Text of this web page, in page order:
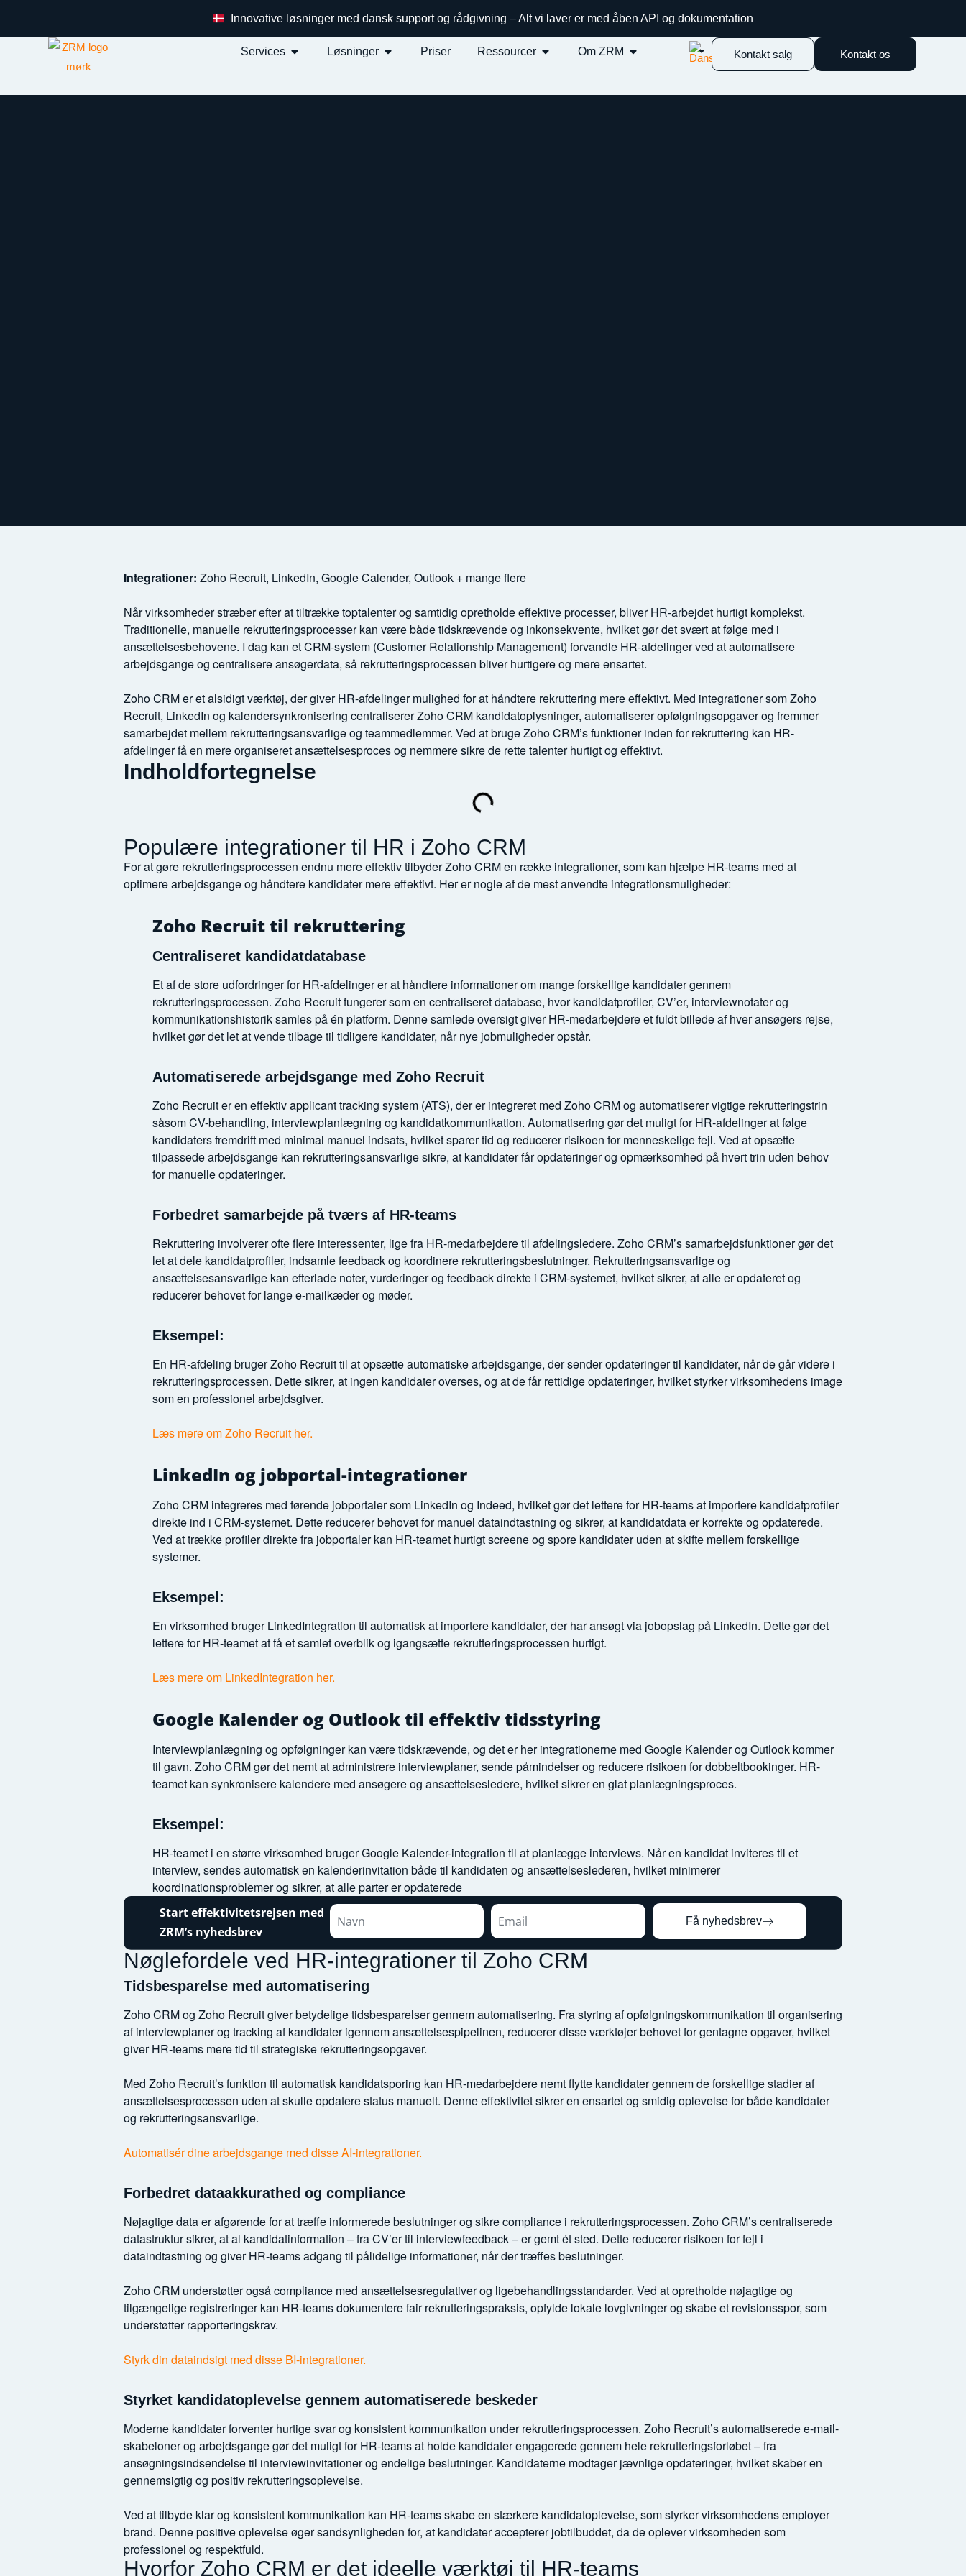
Innovative løsninger med dansk support og rådgivning – Alt vi laver er med åben API og dokumentation
Services Løsninger Priser Ressourcer Om ZRM Kontakt salg Kontakt os
Integrationer: Zoho Recruit, LinkedIn, Google Calender, Outlook + mange flere
Når virksomheder stræber efter at tiltrække toptalenter og samtidig opretholde effektive processer, bliver HR-arbejdet hurtigt komplekst.
Traditionelle, manuelle rekrutteringsprocesser kan være både tidskrævende og inkonsekvente, hvilket gør det svært at følge med i
ansættelsesbehovene. I dag kan et CRM-system (Customer Relationship Management) forvandle HR-afdelinger ved at automatisere
arbejdsgange og centralisere ansøgerdata, så rekrutteringsprocessen bliver hurtigere og mere ensartet.
Zoho CRM er et alsidigt værktøj, der giver HR-afdelinger mulighed for at håndtere rekruttering mere effektivt. Med integrationer som Zoho
Recruit, LinkedIn og kalendersynkronisering centraliserer Zoho CRM kandidatoplysninger, automatiserer opfølgningsopgaver og fremmer
samarbejdet mellem rekrutteringsansvarlige og teammedlemmer. Ved at bruge Zoho CRM’s funktioner inden for rekruttering kan HR-
afdelinger få en mere organiseret ansættelsesproces og nemmere sikre de rette talenter hurtigt og effektivt.
Indholdfortegnelse
Populære integrationer til HR i Zoho CRM
For at gøre rekrutteringsprocessen endnu mere effektiv tilbyder Zoho CRM en række integrationer, som kan hjælpe HR-teams med at
optimere arbejdsgange og håndtere kandidater mere effektivt. Her er nogle af de mest anvendte integrationsmuligheder:
Zoho Recruit til rekruttering
Centraliseret kandidatdatabase
Et af de store udfordringer for HR-afdelinger er at håndtere informationer om mange forskellige kandidater gennem
rekrutteringsprocessen. Zoho Recruit fungerer som en centraliseret database, hvor kandidatprofiler, CV’er, interviewnotater og
kommunikationshistorik samles på én platform. Denne samlede oversigt giver HR-medarbejdere et fuldt billede af hver ansøgers rejse,
hvilket gør det let at vende tilbage til tidligere kandidater, når nye jobmuligheder opstår.
Automatiserede arbejdsgange med Zoho Recruit
Zoho Recruit er en effektiv applicant tracking system (ATS), der er integreret med Zoho CRM og automatiserer vigtige rekrutteringstrin
såsom CV-behandling, interviewplanlægning og kandidatkommunikation. Automatisering gør det muligt for HR-afdelinger at følge
kandidaters fremdrift med minimal manuel indsats, hvilket sparer tid og reducerer risikoen for menneskelige fejl. Ved at opsætte
tilpassede arbejdsgange kan rekrutteringsansvarlige sikre, at kandidater får opdateringer og opmærksomhed på hvert trin uden behov
for manuelle opdateringer.
Forbedret samarbejde på tværs af HR-teams
Rekruttering involverer ofte flere interessenter, lige fra HR-medarbejdere til afdelingsledere. Zoho CRM’s samarbejdsfunktioner gør det
let at dele kandidatprofiler, indsamle feedback og koordinere rekrutteringsbeslutninger. Rekrutteringsansvarlige og
ansættelsesansvarlige kan efterlade noter, vurderinger og feedback direkte i CRM-systemet, hvilket sikrer, at alle er opdateret og
reducerer behovet for lange e-mailkæder og møder.
Eksempel:
En HR-afdeling bruger Zoho Recruit til at opsætte automatiske arbejdsgange, der sender opdateringer til kandidater, når de går videre i
rekrutteringsprocessen. Dette sikrer, at ingen kandidater overses, og at de får rettidige opdateringer, hvilket styrker virksomhedens image
som en professionel arbejdsgiver.
Læs mere om Zoho Recruit her.
LinkedIn og jobportal-integrationer
Zoho CRM integreres med førende jobportaler som LinkedIn og Indeed, hvilket gør det lettere for HR-teams at importere kandidatprofiler
direkte ind i CRM-systemet. Dette reducerer behovet for manuel dataindtastning og sikrer, at kandidatdata er korrekte og opdaterede.
Ved at trække profiler direkte fra jobportaler kan HR-teamet hurtigt screene og spore kandidater uden at skifte mellem forskellige
systemer.
Eksempel:
En virksomhed bruger LinkedIntegration til automatisk at importere kandidater, der har ansøgt via jobopslag på LinkedIn. Dette gør det
lettere for HR-teamet at få et samlet overblik og igangsætte rekrutteringsprocessen hurtigt.
Læs mere om LinkedIntegration her.
Google Kalender og Outlook til effektiv tidsstyring
Interviewplanlægning og opfølgninger kan være tidskrævende, og det er her integrationerne med Google Kalender og Outlook kommer
til gavn. Zoho CRM gør det nemt at administrere interviewplaner, sende påmindelser og reducere risikoen for dobbeltbookinger. HR-
teamet kan synkronisere kalendere med ansøgere og ansættelsesledere, hvilket sikrer en glat planlægningsproces.
Eksempel:
HR-teamet i en større virksomhed bruger Google Kalender-integration til at planlægge interviews. Når en kandidat inviteres til et
interview, sendes automatisk en kalenderinvitation både til kandidaten og ansættelseslederen, hvilket minimerer
koordinationsproblemer og sikrer, at alle parter er opdaterede
Start effektivitetsrejsen med
ZRM’s nyhedsbrev
Få nyhedsbrev
Nøglefordele ved HR-integrationer til Zoho CRM
Tidsbesparelse med automatisering
Zoho CRM og Zoho Recruit giver betydelige tidsbesparelser gennem automatisering. Fra styring af opfølgningskommunikation til organisering
af interviewplaner og tracking af kandidater igennem ansættelsespipelinen, reducerer disse værktøjer behovet for gentagne opgaver, hvilket
giver HR-teams mere tid til strategiske rekrutteringsopgaver.
Med Zoho Recruit’s funktion til automatisk kandidatsporing kan HR-medarbejdere nemt flytte kandidater gennem de forskellige stadier af
ansættelsesprocessen uden at skulle opdatere status manuelt. Denne effektivitet sikrer en ensartet og smidig oplevelse for både kandidater
og rekrutteringsansvarlige.
Automatisér dine arbejdsgange med disse AI-integrationer.
Forbedret dataakkurathed og compliance
Nøjagtige data er afgørende for at træffe informerede beslutninger og sikre compliance i rekrutteringsprocessen. Zoho CRM’s centraliserede
datastruktur sikrer, at al kandidatinformation – fra CV’er til interviewfeedback – er gemt ét sted. Dette reducerer risikoen for fejl i
dataindtastning og giver HR-teams adgang til pålidelige informationer, når der træffes beslutninger.
Zoho CRM understøtter også compliance med ansættelsesregulativer og ligebehandlingsstandarder. Ved at opretholde nøjagtige og
tilgængelige registreringer kan HR-teams dokumentere fair rekrutteringspraksis, opfylde lokale lovgivninger og skabe et revisionsspor, som
understøtter rapporteringskrav.
Styrk din dataindsigt med disse BI-integrationer.
Styrket kandidatoplevelse gennem automatiserede beskeder
Moderne kandidater forventer hurtige svar og konsistent kommunikation under rekrutteringsprocessen. Zoho Recruit’s automatiserede e-mail-
skabeloner og arbejdsgange gør det muligt for HR-teams at holde kandidater engagerede gennem hele rekrutteringsforløbet – fra
ansøgningsindsendelse til interviewinvitationer og endelige beslutninger. Kandidaterne modtager jævnlige opdateringer, hvilket skaber en
gennemsigtig og positiv rekrutteringsoplevelse.
Ved at tilbyde klar og konsistent kommunikation kan HR-teams skabe en stærkere kandidatoplevelse, som styrker virksomhedens employer
brand. Denne positive oplevelse øger sandsynligheden for, at kandidater accepterer jobtilbuddet, da de oplever virksomheden som
professionel og respektfuld.
Hvorfor Zoho CRM er det ideelle værktøj til HR-teams